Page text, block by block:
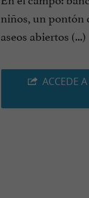
niños, un pontón
aseos abiertos (...)
ACCEDE